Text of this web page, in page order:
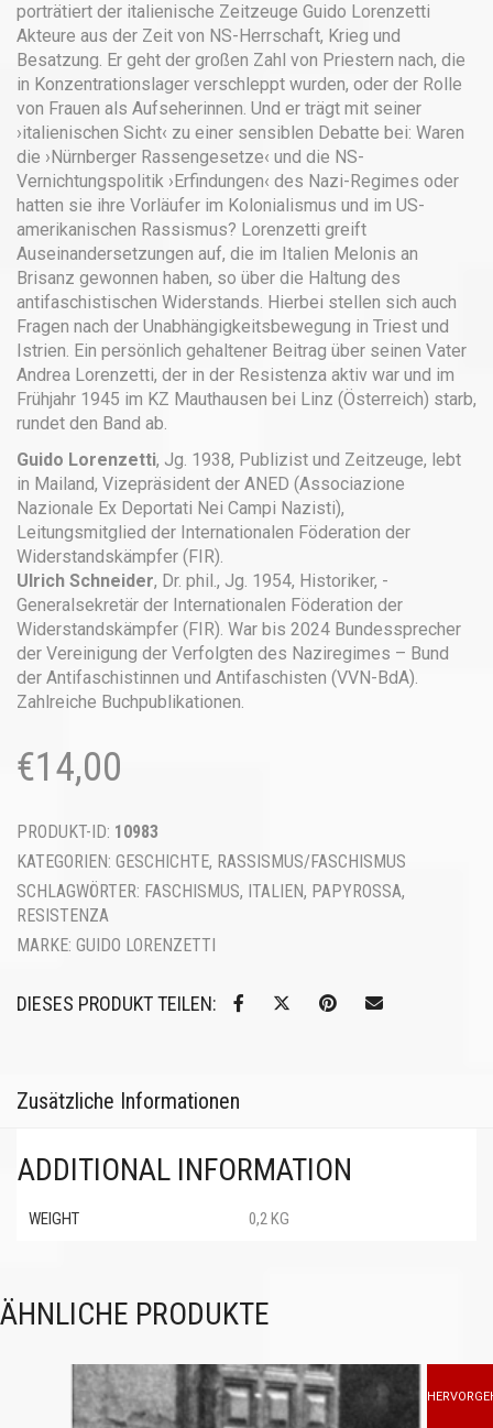
porträtiert der italienische Zeitzeuge Guido Lorenzetti
Akteure aus der Zeit von NS-Herrschaft, Krieg und
Besatzung. Er geht der großen Zahl von Priestern nach, die
in Konzen­trationslager verschleppt wurden, oder der Rolle
von Frauen als Aufseherinnen. Und er trägt mit seiner
›italienischen Sicht‹ zu einer sensiblen Debatte bei: Waren
die ›Nürnberger Rassengesetze‹ und die NS-
Vernichtungspolitik ›Erfindungen‹ des Nazi-­Regimes oder
hatten sie ihre Vorläufer im Kolonialismus und im US-
amerikanischen Rassismus? Lorenzetti greift
Auseinandersetzungen auf, die im Italien Melonis an
Brisanz gewonnen haben, so über die Haltung des
antifaschistischen Widerstands. Hierbei stellen sich auch
Fragen nach der Unabhängigkeitsbewegung in Triest und
Istrien. Ein persönlich gehaltener Beitrag über seinen Vater
Andrea Lorenzetti, der in der Resistenza aktiv war und im
Frühjahr 1945 im KZ Mauthausen bei Linz (Österreich) starb,
rundet den Band ab.
Guido Lorenzetti, Jg. 1938, Publizist und Zeitzeuge, lebt
in Mailand, Vizepräsident der ANED (Associazione
Nazionale Ex Deportati Nei Campi Nazisti),
Leitungsmitglied der Internationalen Föderation der
Widerstandskämpfer (FIR).
Ulrich Schneider, Dr. phil., Jg. 1954, Historiker, ­
Generalsekretär der Internationalen Föderation der
Widerstandskämpfer (FIR). War bis 2024 Bundessprecher
der Vereinigung der Verfolgten des Nazi­regimes – Bund
der Antifaschistinnen und Antifaschisten (VVN-BdA).
Zahlreiche Buchpublikationen.
€14,00
PRODUKT-ID: 10983
KATEGORIEN: GESCHICHTE, RASSISMUS/FASCHISMUS
SCHLAGWÖRTER: FASCHISMUS, ITALIEN, PAPYROSSA,
RESISTENZA
MARKE: GUIDO LORENZETTI
DIESES PRODUKT TEILEN:
Zusätzliche Informationen
ADDITIONAL INFORMATION
WEIGHT 0,2 KG
ÄHNLICHE PRODUKTE